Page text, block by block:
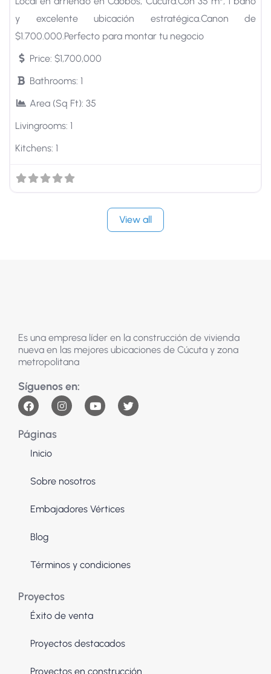
y excelente ubicación estratégica.Canon de
$1.700.000.Perfecto para montar tu negocio
Price: $1,700,000
Bathrooms: 1
Area (Sq Ft): 35
Livingrooms: 1
Kitchens: 1
View all
Es una empresa líder en la construcción de vivienda
nueva en las mejores ubicaciones de Cúcuta y zona
metropolitana
Páginas
Inicio
Sobre nosotros
Embajadores Vértices
Blog
Términos y condiciones
Proyectos
Éxito de venta
Proyectos destacados
Proyectos en construcción